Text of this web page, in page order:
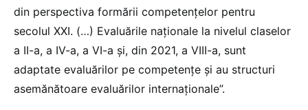
din perspectiva formării competențelor pentru
secolul XXI. (…) Evaluările naționale la nivelul claselor
a II-a, a IV-a, a VI-a și, din 2021, a VIII-a, sunt
adaptate evaluărilor pe competențe și au structuri
asemănătoare evaluărilor internaționale”.